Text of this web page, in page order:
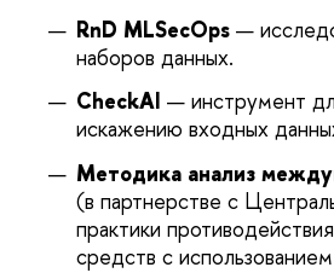
RnD MLSecOps —
наборов данных.
CheckAI — инструмент
искажению входных
Методика анализ
(в партнерстве с
практики
средств с